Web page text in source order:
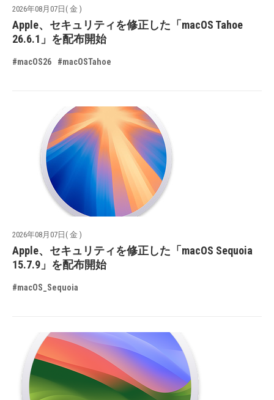
2026年08月07日( 金 )
Apple、セキュリティを修正した「macOS Tahoe
26.6.1」を配布開始
#macOS26 #macOSTahoe
2026年08月07日( 金 )
Apple、セキュリティを修正した「macOS Sequoia
15.7.9」を配布開始
#macOS_Sequoia